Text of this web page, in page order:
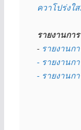
ควาโปร่งใ
รายงานกา
- รายงานก
- รายงานก
- รายงานก